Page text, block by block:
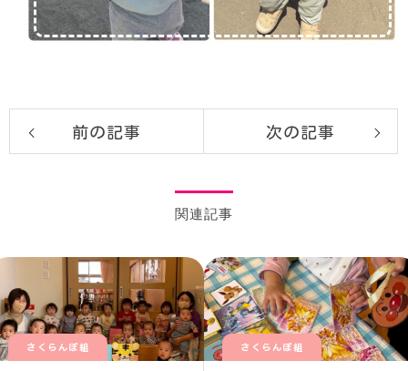
前の記事 次の記事
関連記事
さくらんぼ組 さくらんぼ組